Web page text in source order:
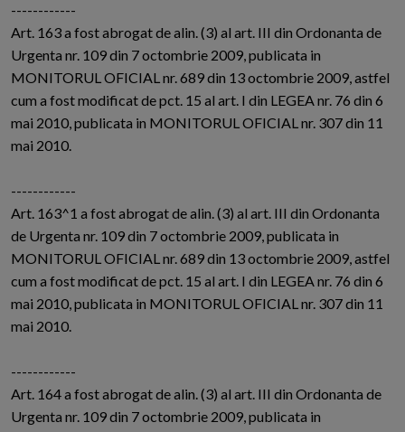
------------
Art. 163 a fost abrogat de alin. (3) al art. III din Ordonanta de
Urgenta nr. 109 din 7 octombrie 2009, publicata in
MONITORUL OFICIAL nr. 689 din 13 octombrie 2009, astfel
cum a fost modificat de pct. 15 al art. I din LEGEA nr. 76 din 6
mai 2010, publicata in MONITORUL OFICIAL nr. 307 din 11
mai 2010.
------------
Art. 163^1 a fost abrogat de alin. (3) al art. III din Ordonanta
de Urgenta nr. 109 din 7 octombrie 2009, publicata in
MONITORUL OFICIAL nr. 689 din 13 octombrie 2009, astfel
cum a fost modificat de pct. 15 al art. I din LEGEA nr. 76 din 6
mai 2010, publicata in MONITORUL OFICIAL nr. 307 din 11
mai 2010.
------------
Art. 164 a fost abrogat de alin. (3) al art. III din Ordonanta de
Urgenta nr. 109 din 7 octombrie 2009, publicata in